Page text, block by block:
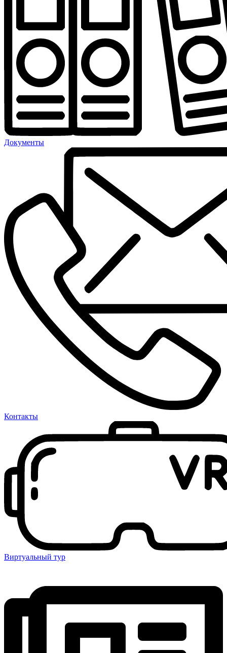
Документы
Контакты
Виртуальный тур